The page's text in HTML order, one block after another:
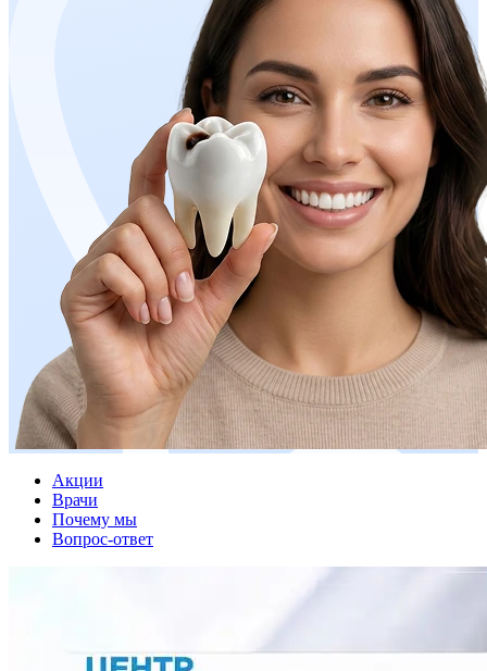
Акции
Врачи
Почему мы
Вопрос-ответ